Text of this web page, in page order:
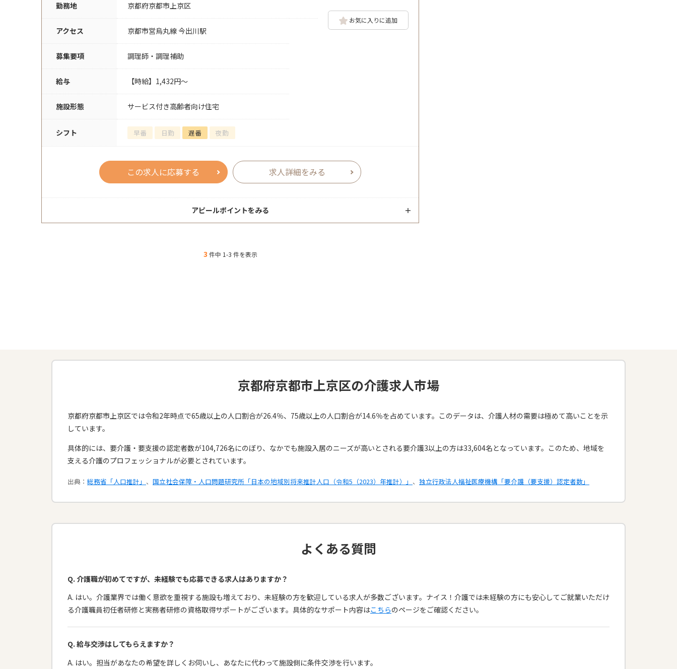
勤務地 京都府京都市上京区
アクセス 京都市営烏丸線 今出川駅
募集要項 調理師・調理補助
給与 【時給】1,432円～
施設形態 サービス付き高齢者向け住宅
シフト 早番 日勤 遅番 夜勤
お気に入りに追加
この求人に応募する 求人詳細をみる
アピールポイントをみる
3件中 1-3 件を表示
京都府京都市上京区の介護求人市場
京都府京都市上京区では令和2年時点で65歳以上の人口割合が26.4％、75歳以上の人口割合が14.6％を占めています。このデータは、介護人材の需要は極めて高いことを示
しています。
具体的には、要介護・要支援の認定者数が104,726名にのぼり、なかでも施設入居のニーズが高いとされる要介護3以上の方は33,604名となっています。このため、地域を
支える介護のプロフェッショナルが必要とされています。​
出典： 総務省「人口推計」 、 国立社会保障・人口問題研究所「日本の地域別将来推計人口（令和5（2023）年推計）」 、 独立行政法人福祉医療機構「要介護（要支援）認定者数」
よくある質問
Q. 介護職が初めてですが、未経験でも応募できる求人はありますか？
A. はい。介護業界では働く意欲を重視する施設も増えており、未経験の方を歓迎している求人が多数ございます。ナイス！介護では未経験の方にも安心してご就業いただけ
る介護職員初任者研修と実務者研修の資格取得サポートがございます。具体的なサポート内容はこちらのページをご確認ください。
Q. 給与交渉はしてもらえますか？
A. はい。担当があなたの希望を詳しくお伺いし、あなたに代わって施設側に条件交渉を行います。